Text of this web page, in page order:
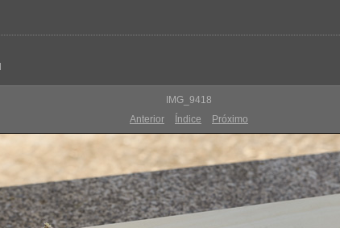
IMG_9418
Anterior
Índice Próximo